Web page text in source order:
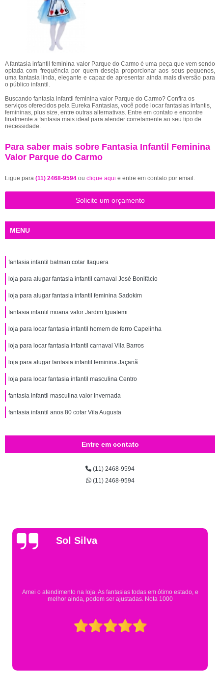
A fantasia infantil feminina valor Parque do Carmo é uma peça que vem sendo
optada com frequência por quem deseja proporcionar aos seus pequenos,
uma fantasia linda, elegante e capaz de apresentar ainda mais diversão para
o público infantil.
Buscando fantasia infantil feminina valor Parque do Carmo? Confira os
serviços oferecidos pela Eureka Fantasias, você pode locar fantasias infantis,
femininas, plus size, entre outras alternativas. Entre em contato e encontre
finalmente a fantasia mais ideal para atender corretamente ao seu tipo de
necessidade.
Para saber mais sobre Fantasia Infantil Feminina
Valor Parque do Carmo
Ligue para (11) 2468-9594 ou clique aqui e entre em contato por email.
Solicite um orçamento
MENU
fantasia infantil batman cotar Itaquera
loja para alugar fantasia infantil carnaval José Bonifácio
loja para alugar fantasia infantil feminina Sadokim
fantasia infantil moana valor Jardim Iguatemi
loja para locar fantasia infantil homem de ferro Capelinha
loja para locar fantasia infantil carnaval Vila Barros
loja para alugar fantasia infantil feminina Jaçanã
loja para locar fantasia infantil masculina Centro
fantasia infantil masculina valor Invernada
fantasia infantil anos 80 cotar Vila Augusta
Entre em contato
(11) 2468-9594
(11) 2468-9594
Gsutavo Pinto
Pesquisei em mais de 20 lojas e só encontrei a fantasia de meu filho na
Eureka. Cheguei praticamente no horário em que estavam fechando e
mesmo assim fui muito bem atendido.